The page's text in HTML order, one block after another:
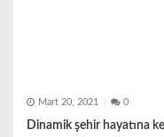
Mart 20, 2021 0
Dinamik şehir hayatına